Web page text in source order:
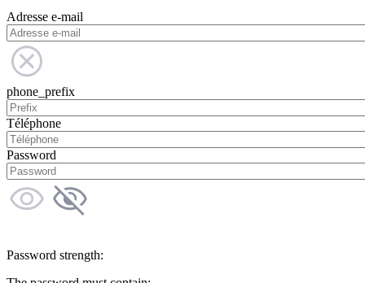
Adresse e-mail
phone_prefix
Téléphone
Password
Password strength: